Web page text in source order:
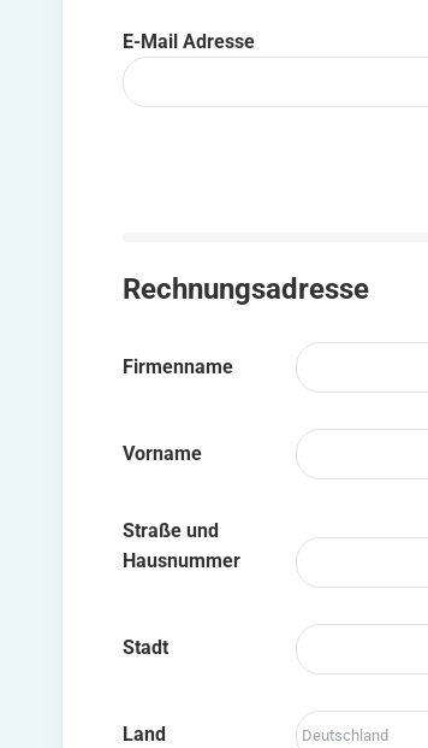
E-Mail Adresse
Rechnungsadresse
Firmenname
Vorname
Straße und
Hausnummer
Stadt
Land